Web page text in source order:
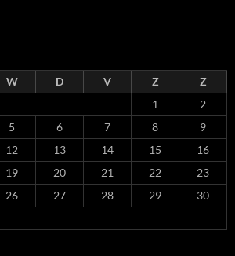
W D V Z
Z
1
2
5 6 7 8
9
12 13 14 15
16
19 20 21 22
23
26 27 28 29
30